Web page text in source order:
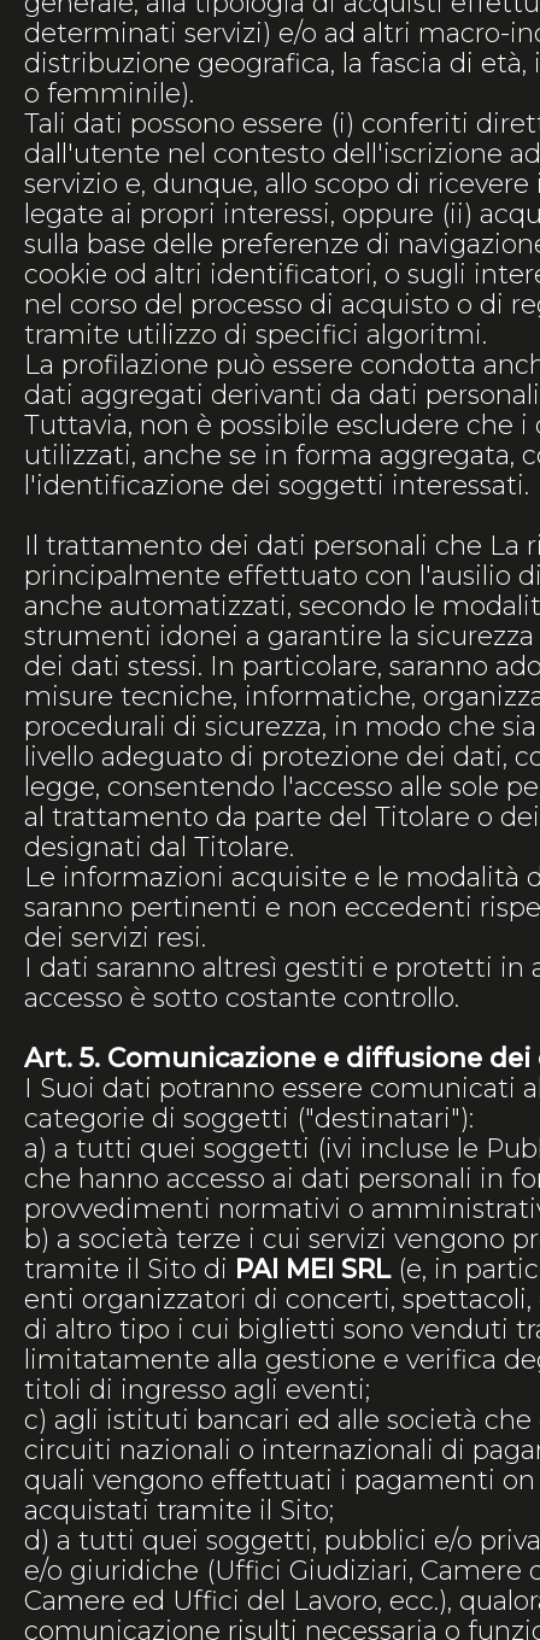
determinati servizi) e/o ad altri macro-
distribuzione geografica, la fascia di età,
o femminile).
Tali dati possono essere (i) conferiti
dall'utente nel contesto dell'iscrizione
servizio e, dunque, allo scopo di
legate ai propri interessi, oppure (ii)
sulla base delle preferenze di
cookie od altri identificatori, o sugli
nel corso del processo di acquisto o di
tramite utilizzo di specifici algoritmi.
La profilazione può essere condotta
dati aggregati derivanti da dati
Tuttavia, non è possibile escludere che i
utilizzati, anche se in forma aggregata,
l'identificazione dei soggetti interessati.
Il trattamento dei dati personali che La
principalmente effettuato con l'ausilio
anche automatizzati, secondo le
strumenti idonei a garantire la sicurezza
dei dati stessi. In particolare, saranno
misure tecniche, informatiche,
procedurali di sicurezza, in modo che
livello adeguato di protezione dei dati,
legge, consentendo l'accesso alle sole
al trattamento da parte del Titolare o
designati dal Titolare.
Le informazioni acquisite e le modalità
saranno pertinenti e non eccedenti
dei servizi resi.
I dati saranno altresì gestiti e protetti in
accesso è sotto costante controllo.
Art. 5. Comunicazione e diffusione dei
I Suoi dati potranno essere comunicati
categorie di soggetti ("destinatari"):
a) a tutti quei soggetti (ivi incluse le
che hanno accesso ai dati personali in
provvedimenti normativi o
b) a società terze i cui servizi vengono
tramite il Sito di PAI MEI SRL(e, in
enti organizzatori di concerti,
di altro tipo i cui biglietti sono venduti
limitatamente alla gestione e verifica
titoli di ingresso agli eventi;
c) agli istituti bancari ed alle società
circuiti nazionali o internazionali di
quali vengono effettuati i pagamenti
acquistati tramite il Sito;
d) a tutti quei soggetti, pubblici e/o
e/o giuridiche (Uffici Giudiziari, Camere
Camere ed Uffici del Lavoro, ecc.),
comunicazione risulti necessaria o